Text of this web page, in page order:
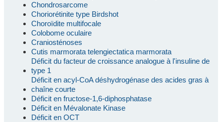
Chondrosarcome
Choriorétinite type Birdshot
Choroïdite multifocale
Colobome oculaire
Craniosténoses
Cutis marmorata telengiectatica marmorata
Déficit du facteur de croissance analogue à l'insuline de
type 1
Déficit en acyl-CoA déshydrogénase des acides gras à
chaîne courte
Déficit en fructose-1,6-diphosphatase
Déficit en Mévalonate Kinase
Déficit en OCT